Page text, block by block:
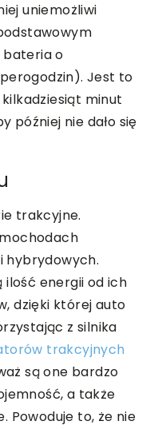
uniemożliwi
bateria o
Jest to
minut
później nie dało się
trakcyjne.
hybrydowych.
ilość energii od ich
dzięki której auto
z silnika
trakcyjnych
są one bardzo
a także
Powoduje to, że nie